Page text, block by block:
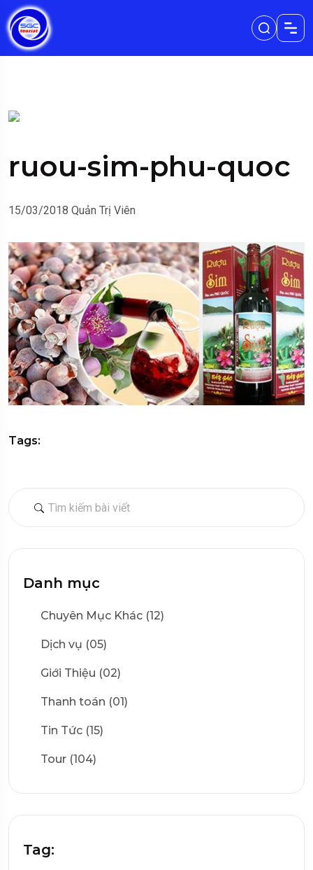
Danh mục
Chuyên Mục Khác (12)
Dịch vụ (05)
Giới Thiệu (02)
Thanh toán (01)
Tin Tức (15)
Tour (104)
Tag:
ruou-sim-phu-quoc
15/03/2018 Quản Trị Viên
Tags: